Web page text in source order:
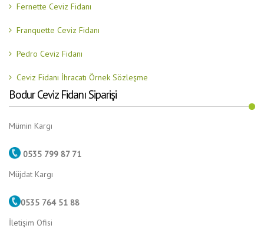
Fernette Ceviz Fidanı
Franquette Ceviz Fidanı
Pedro Ceviz Fidanı
Ceviz Fidanı İhracatı Örnek Sözleşme
Bodur Ceviz Fidanı Siparişi
Mümin Kargı
0535 799 87 71
Müjdat Kargı
0535 764 51 88
İletişim Ofisi